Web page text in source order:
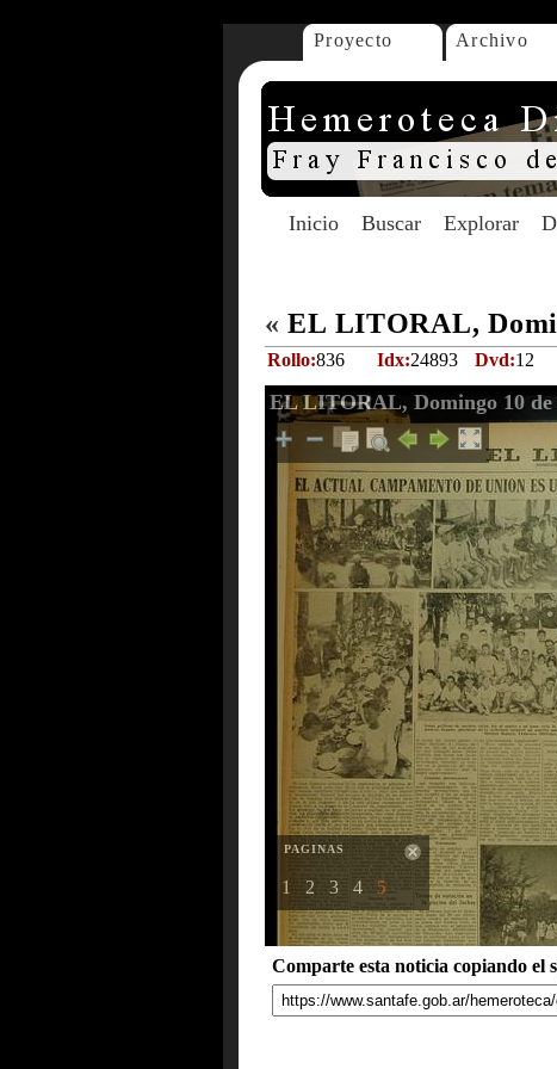
Proyecto Archivo
Inicio Buscar Explorar
« EL LITORAL,
Rollo:836 Idx:24893 Dvd:12
EL LITORAL, Domingo 10 de
PAGINAS
1 2 3 4 5
Comparte esta noticia copiando el